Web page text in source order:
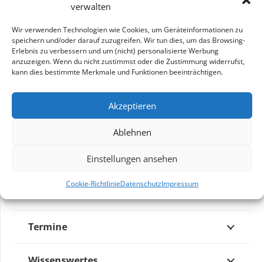
verwalten
Wir verwenden Technologien wie Cookies, um Geräteinformationen zu
speichern und/oder darauf zuzugreifen. Wir tun dies, um das Browsing-
Erlebnis zu verbessern und um (nicht) personalisierte Werbung
anzuzeigen. Wenn du nicht zustimmst oder die Zustimmung widerrufst,
kann dies bestimmte Merkmale und Funktionen beeinträchtigen.
Akzeptieren
Ablehnen
Einstellungen ansehen
Cookie-RichtlinieDatenschutzImpressum
Erleben Sie Afrikas Dreiländereck und lassen Sie sich
von der einzigarten Landschaft, der artenreichen
Tierwelt und der faszinierenden Kultur verzaubern.
Es erwartet Sie eine Reise, die abwechslungsreicher
nicht sein könnte!
ZUR REISEANFRAGE
Termine